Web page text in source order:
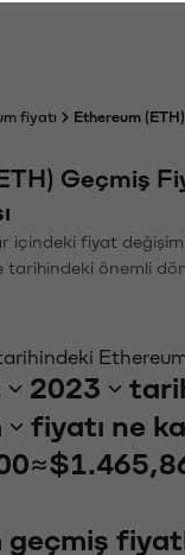
fiyatı Ethereum
Geçmiş
içindeki fiyat
tarihindeki önemli
2023
fiyatı ne
≈
geçmiş